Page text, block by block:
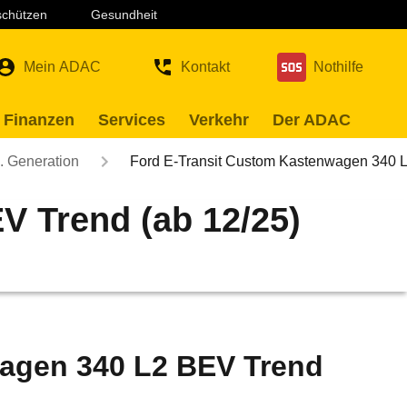
Gesundheit
Mein ADAC Kontakt Nothilfe
Services Verkehr Der ADAC
Generation Ford E-Transit Custom Kastenwagen 340
Trend (ab 12/25)
340 L2 BEV Trend